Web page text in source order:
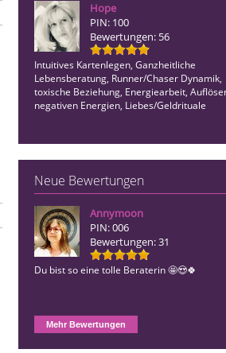
Hope
PIN: 100
Bewertungen: 56
Intuitives Kartenlegen, Ganzheitliche
Lebensberatung, Runner/Chaser Dynamik,
toxische Beziehung, Energiearbeit,
negativen Energien, Liebes/Geldrituale
Neue Bewertungen
Annymoon
PIN: 006
Bewertungen: 31
Du bist so eine tolle Beraterin 🤩😍🍀
Mehr Bewertungen